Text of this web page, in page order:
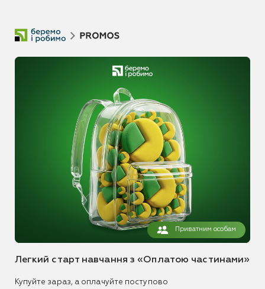
Приватним особам
Легкий старт навчання з «Оплатою частинами»
Купуйте зараз, а оплачуйте поступово